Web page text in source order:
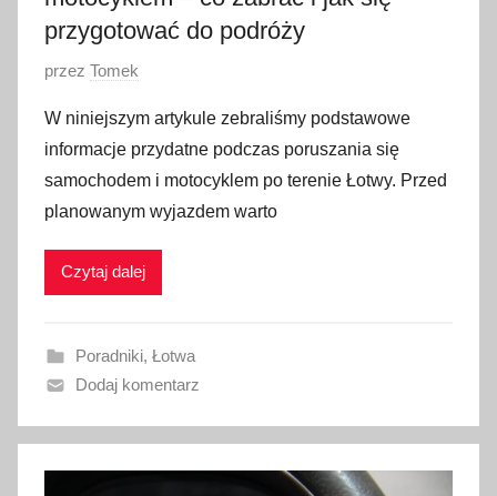
przygotować do podróży
O
u
b
l
i
w
n
o
0
s
przez Tomek
W niniejszym artykule zebraliśmy podstawowe
informacje przydatne podczas poruszania się
samochodem i motocyklem po terenie Łotwy. Przed
planowanym wyjazdem warto
Czytaj dalej
Poradniki, Łotwa
Dodaj komentarz